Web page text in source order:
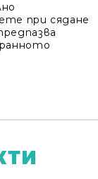
при сядане